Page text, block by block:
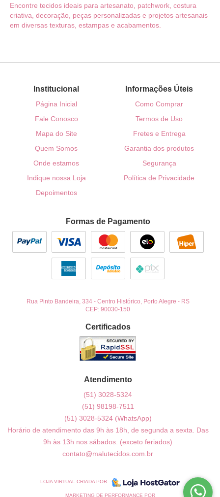
Encontre tecidos ideais para artesanato, patchwork, costura
criativa, decoração, peças personalizadas e projetos artesanais
em diversas texturas, estampas e acabamentos.
Institucional
Página Inicial
Fale Conosco
Mapa do Site
Quem Somos
Onde estamos
Indique nossa Loja
Depoimentos
Informações Úteis
Como Comprar
Termos de Uso
Fretes e Entrega
Garantia dos produtos
Segurança
Política de Privacidade
Formas de Pagamento
Rua Pinto Bandeira, 334- Centro Histórico, Porto Alegre - RS
CEP: 90030-150
Certificados
Atendimento
(51) 3028-5324
(51) 98198-7511
(51) 3028-5324 (WhatsApp)
Horário de atendimento das 9h às 18h, de segunda a sexta. Das
9h às 13h nos sábados. (exceto feriados)
contato@malutecidos.com.br
LOJA VIRTUAL CRIADA POR
MARKETING DE PERFORMANCE POR